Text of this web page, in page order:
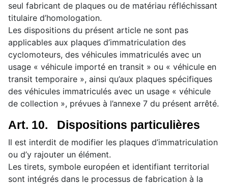
seul fabricant de plaques ou de matériau réfléchissant
titulaire d’homologation.
Les dispositions du présent article ne sont pas
applicables aux plaques d’immatriculation des
cyclomoteurs, des véhicules immatriculés avec un
usage « véhicule importé en transit » ou « véhicule en
transit temporaire », ainsi qu’aux plaques spécifiques
des véhicules immatriculés avec un usage « véhicule
de collection », prévues à l’annexe 7 du présent arrêté.
Art. 10. Dispositions particulières
Il est interdit de modifier les plaques d’immatriculation
ou d’y rajouter un élément.
Les tirets, symbole européen et identifiant territorial
sont intégrés dans le processus de fabrication à la